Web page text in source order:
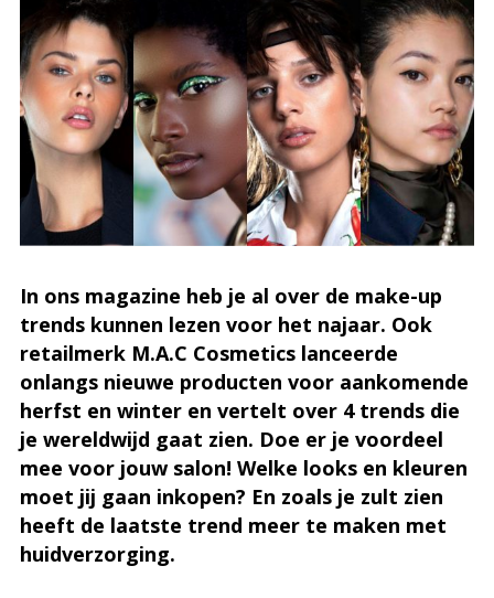
In ons magazine heb je al over de make-up
trends kunnen lezen voor het najaar. Ook
retailmerk M.A.C Cosmetics lanceerde
onlangs nieuwe producten voor aankomende
herfst en winter en vertelt over 4 trends die
je wereldwijd gaat zien. Doe er je voordeel
mee voor jouw salon! Welke looks en kleuren
moet jij gaan inkopen? En zoals je zult zien
heeft de laatste trend meer te maken met
huidverzorging.